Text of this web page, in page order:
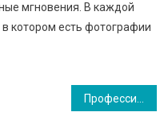
мгновения. В каждой
котором есть фотографии